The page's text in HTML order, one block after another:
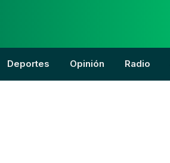
Deportes Opinión Radio